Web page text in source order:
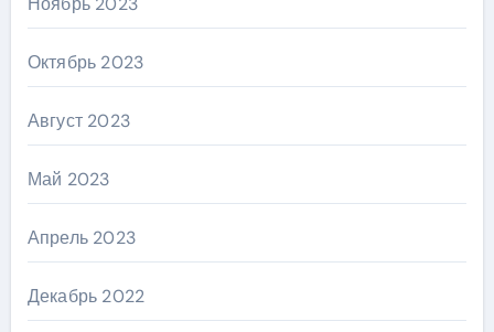
Октябрь 2023
Август 2023
Май 2023
Апрель 2023
Декабрь 2022